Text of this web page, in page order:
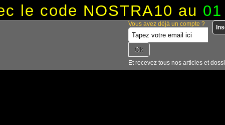
le code NOSTRA10 au
Vous avez déjà un compte ?
Et recevez tous nos articles et